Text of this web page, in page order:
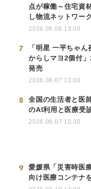
点が稼働～住宅資
し物流ネットワー
2026.08.06 13:00
7
「明星 一平ちゃ
からしマヨ2個付
発売
2026.08.07 13:00
8
全国の生活者と医
のAI利用と医療受
2026.08.07 15:30
9
愛媛県「災害時医
向け医療コンテナ